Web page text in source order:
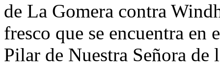
de La Gomera contra
fresco que se encuentra
Pilar de Nuestra Señora de